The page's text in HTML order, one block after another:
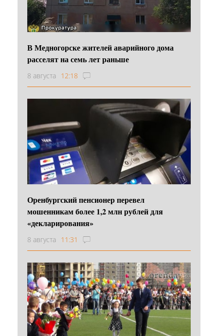
В Медногорске жителей аварийного дома
расселят на семь лет раньше
8 августа 12:18
Оренбургский пенсионер перевел
мошенникам более 1,2 млн рублей для
«декларирования»
8 августа 11:31